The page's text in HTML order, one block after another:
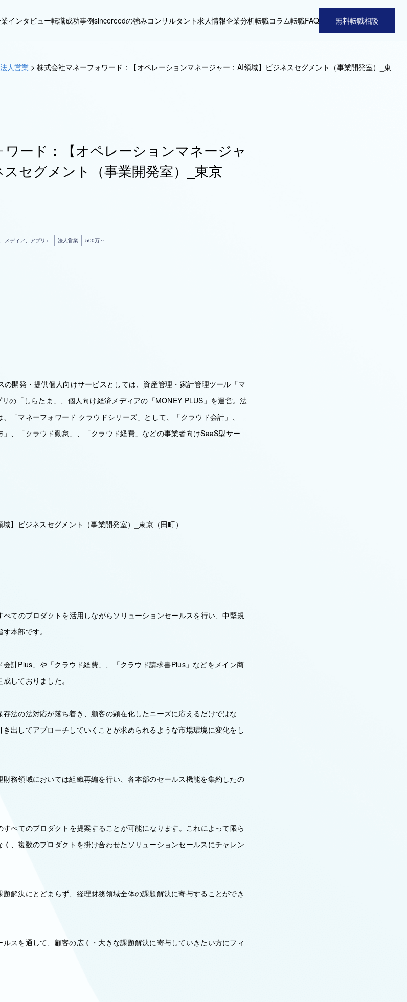
インタビュー転職成功事例sincereedの強みコンサルタント求人情報企業分析転職コラム転職FAQ 無料転職相談
法人営業 > 株式会社マネーフォワード：【オペレーションマネージャー：AI領域】ビジネスセグメント（事業開発室）_東
ード：【オペレーションマネージャ
セグメント（事業開発室）_東京
メディア、アプリ） 法人営業 500万～
開発・提供個人向けサービスとしては、資産管理・家計管理ツール「マ
の「しらたま」、個人向け経済メディアの「MONEY PLUS」を運営。法
「マネーフォワード クラウドシリーズ」として、「クラウド会計」、
」、「クラウド勤怠」、「クラウド経費」などの事業者向けSaaS型サー
】ビジネスセグメント（事業開発室）_東京（田町）
てのプロダクトを活用しながらソリューションセールスを行い、中堅規
本部です。
計Plus」や「クラウド経費」、「クラウド請求書Plus」などをメイン商
しておりました。
法の法対応が落ち着き、顧客の顕在化したニーズに応えるだけではな
出してアプローチしていくことが求められるような市場環境に変化をし
務領域においては組織再編を行い、各本部のセールス機能を集約したの
べてのプロダクトを提案することが可能になります。これによって限ら
、複数のプロダクトを掛け合わせたソリューションセールスにチャレン
解決にとどまらず、経理財務領域全体の課題解決に寄与することができ
スを通して、顧客の広く・大きな課題解決に寄与していきたい方にフィ